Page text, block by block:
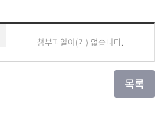
첨부파일이(가) 없습니다.